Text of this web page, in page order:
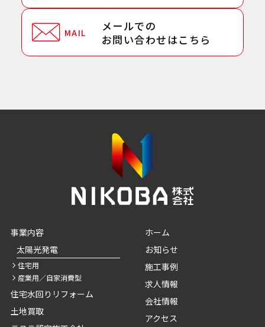
MAIL
メールでの
お問い合わせはこちら
事業内容
太陽光発電
住宅用
産業用／自家消費型
住宅水回りリフォーム
土地買取
ホーム
お知らせ
施工事例
求人情報
会社情報
アクセス